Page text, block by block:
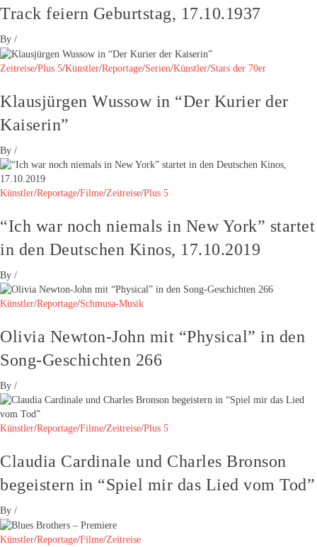
Track feiern Geburtstag, 17.10.1937
By /
Zeitreise/Plus 5/Künstler/Reportage/Serien/Künstler/Stars der 70er
Klausjürgen Wussow in “Der Kurier der
Kaiserin”
By /
Künstler/Reportage/Filme/Zeitreise/Plus 5
“Ich war noch niemals in New York” startet
in den Deutschen Kinos, 17.10.2019
By /
Künstler/Reportage/Schmusa-Musik
Olivia Newton-John mit “Physical” in den
Song-Geschichten 266
By /
Künstler/Reportage/Filme/Zeitreise/Plus 5
Claudia Cardinale und Charles Bronson
begeistern in “Spiel mir das Lied vom Tod”
By /
Künstler/Reportage/Filme/Zeitreise